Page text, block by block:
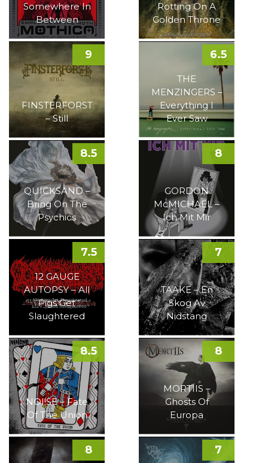
Somewhere In
Between
Rotting On A
Golden Throne
FINSTERFORST
– Still
9
THE
MENZINGERS –
Everything I
Ever Saw
6.5
QUICKSAND –
Bring On The
Psychics
8.5
GORDON
McMICHAEL –
Ich Mit Mir
8
12 GAUGE
AUTOPSY – All
Pigs Get
Slaughtered
7.5
TAAKE – En
Skog Av
Nidstang
7
NOI!SE – Fate
Of The Union
8.5
MORTIIS –
Ghosts Of
Europa
8
8 7